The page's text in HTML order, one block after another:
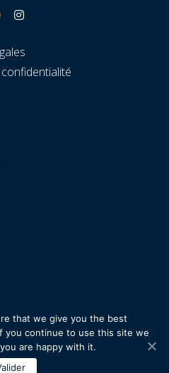
that we give you the best
you continue to use this site we
are happy with it.